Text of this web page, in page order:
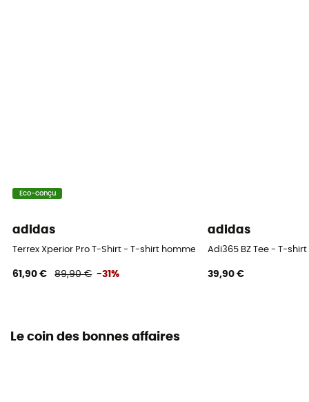
Eco-conçu
adidas
Terrex Xperior Pro T-Shirt - T-shirt homme
61,90 € 89,90 € -31%
adidas
Adi365 BZ Tee - T-
39,90 €
Le coin des bonnes affaires